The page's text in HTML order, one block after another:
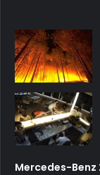
Mercedes-Benz